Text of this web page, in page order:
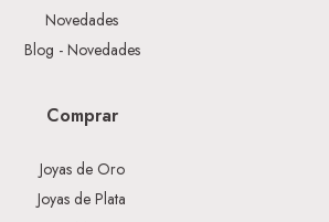
Novedades
Blog - Novedades
Comprar
Joyas de Oro
Joyas de Plata